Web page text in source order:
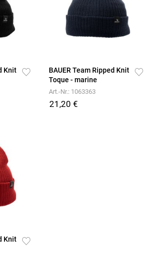
Knit
BAUER Team Ripped Knit
Toque - marine
Art.-Nr.: 1063363
21,20 €
Knit